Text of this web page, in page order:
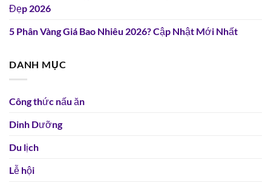
Đẹp 2026
5 Phân Vàng Giá Bao Nhiêu 2026? Cập Nhật Mới Nhất
DANH MỤC
Công thức nấu ăn
Dinh Dưỡng
Du lịch
Lễ hội